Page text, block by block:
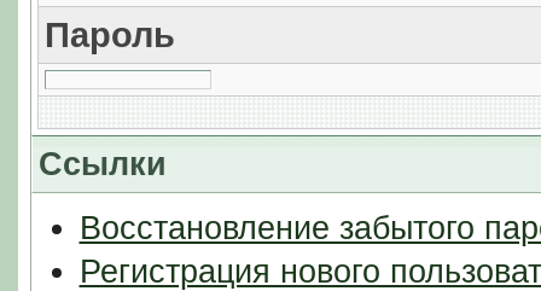
Пароль
Ссылки
Восстановление забытого
Регистрация нового